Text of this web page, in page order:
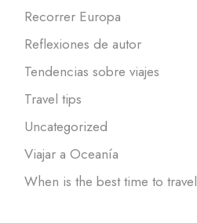
Recorrer Europa
Reflexiones de autor
Tendencias sobre viajes
Travel tips
Uncategorized
Viajar a Oceanía
When is the best time to travel